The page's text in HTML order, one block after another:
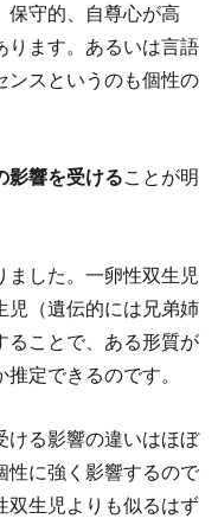
保守的、自尊心が高
ます。あるいは言語
ンスというのも個性の
影響を受けることが明
ました。一卵性双生児
児（遺伝的には兄弟姉
ることで、ある形質が
定できるのです。
ける影響の違いはほぼ
性に強く影響するので
双生児よりも似るはず